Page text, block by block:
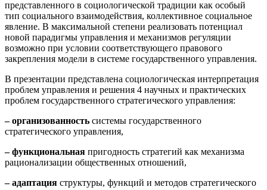
представленного в социологической традиции как особый
тип социального взаимодействия, коллективное социальное
явление. В максимальной степени реализовать потенциал
новой парадигмы управления и механизмов регуляции
возможно при условии соответствующего правового
закрепления модели в системе государственного управления.
В презентации представлена социологическая интерпретация
проблем управления и решения 4 научных и практических
проблем государственного стратегического управления:
– организованность системы государственного
стратегического управления,
– функциональная пригодность стратегий как механизма
рационализации общественных отношений,
– адаптация структуры, функций и методов стратегического